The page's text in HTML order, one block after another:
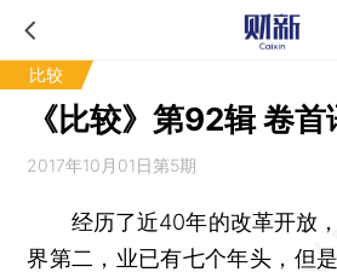
比较
《比较》第92辑 卷首
2017年10月01日第5期
经历了近40年的改革开放，
界第二，业已有七个年头，但